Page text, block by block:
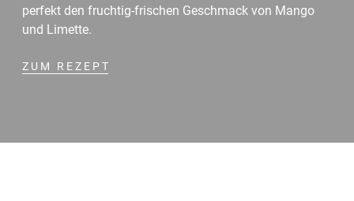
perfekt den fruchtig-frischen Geschmack von Mango
und Limette.
ZUM REZEPT